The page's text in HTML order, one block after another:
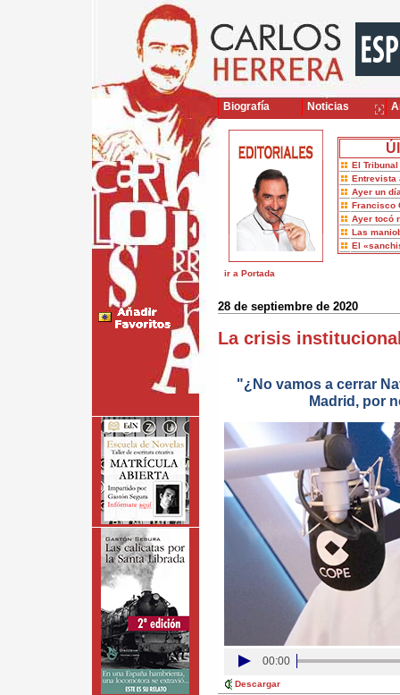
El
Entrevista
Ayer un
Francisco
Ayer tocó
Las
El
ir a Portada
28 de septiembre de 2020
La crisis
"¿No vamos a cerrar
Madrid, por
00:00
Descargar
Biografía Noticias